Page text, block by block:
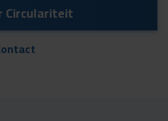
Circulariteit